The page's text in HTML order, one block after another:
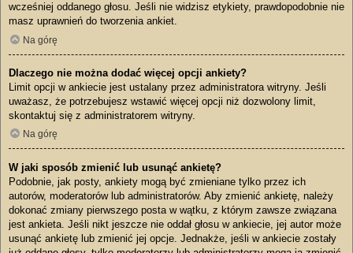
wcześniej oddanego głosu. Jeśli nie widzisz etykiety, prawdopodobnie nie
masz uprawnień do tworzenia ankiet.
Na górę
Dlaczego nie można dodać więcej opcji ankiety?
Limit opcji w ankiecie jest ustalany przez administratora witryny. Jeśli
uważasz, że potrzebujesz wstawić więcej opcji niż dozwolony limit,
skontaktuj się z administratorem witryny.
Na górę
W jaki sposób zmienić lub usunąć ankietę?
Podobnie, jak posty, ankiety mogą być zmieniane tylko przez ich
autorów, moderatorów lub administratorów. Aby zmienić ankietę, należy
dokonać zmiany pierwszego posta w wątku, z którym zawsze związana
jest ankieta. Jeśli nikt jeszcze nie oddał głosu w ankiecie, jej autor może
usunąć ankietę lub zmienić jej opcje. Jednakże, jeśli w ankiecie zostały